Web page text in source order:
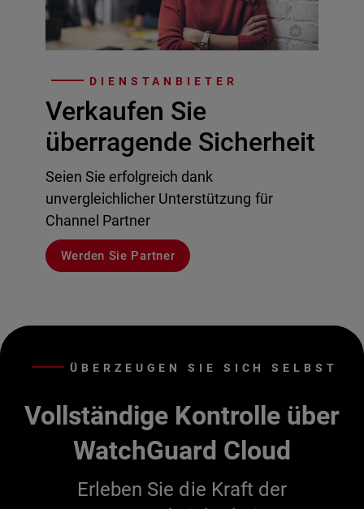
DIENSTANBIETER
Verkaufen Sie
überragende Sicherheit
Seien Sie erfolgreich dank
unvergleichlicher Unterstützung für
Channel Partner
Werden Sie Partner
ÜBERZEUGEN SIE SICH SELBST
Vollständige Kontrolle über
WatchGuard Cloud
Erleben Sie die Kraft der